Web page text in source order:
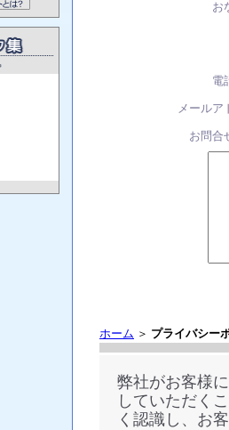
お
電
メールア
お問合
ホーム ＞ プライバシー
弊社がお客様
していただく
く認識し、お